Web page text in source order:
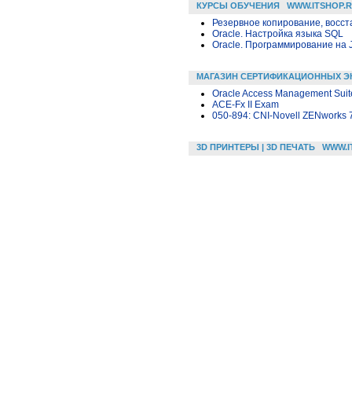
КУРСЫ ОБУЧЕНИЯ
Резервное копирование,
Oracle. Настройка языка SQL
Oracle. Программирование на
МАГАЗИН СЕРТИФИКАЦИОННЫХ
Oracle Access Management
ACE-Fx II Exam
050-894: CNI-Novell ZENworks
3D ПРИНТЕРЫ | 3D ПЕЧАТЬ